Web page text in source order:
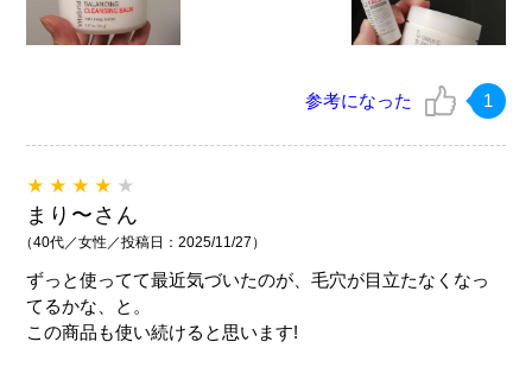
参考になった 1
★★★★ ★
まり〜さん
（40代／女性／投稿日：2025/11/27）
ずっと使ってて最近気づいたのが、毛穴が目立たなくなっ
てるかな、と。
この商品も使い続けると思います!